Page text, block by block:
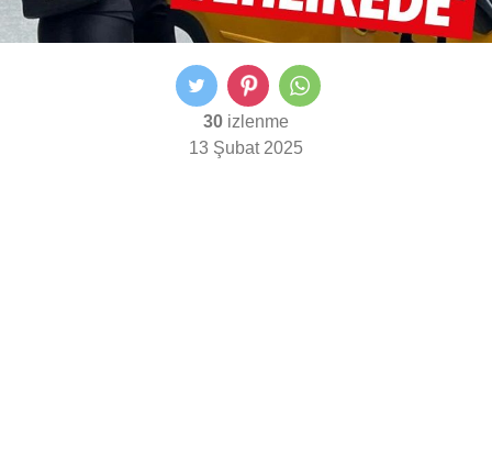
30 izlenme
13 Şubat 2025